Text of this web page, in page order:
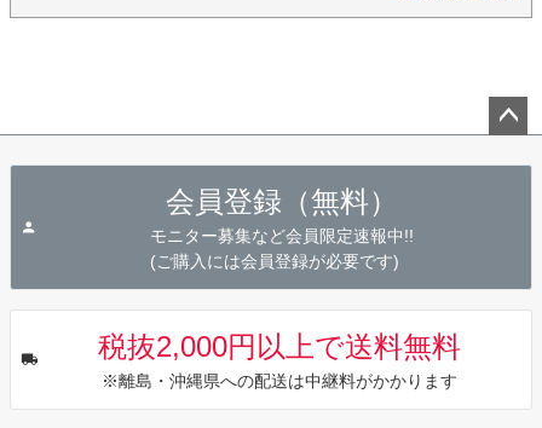
会員登録（無料）
モニター募集など会員限定速報中!!
(ご購入には会員登録が必要です)
税抜2,000円以上で送料無料
※離島・沖縄県への配送は中継料がかかります